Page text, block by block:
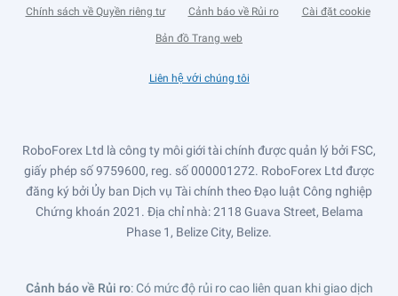
Chính sách về Quyền riêng tư Cảnh báo về Rủi ro Cài đặt cookie
Bản đồ Trang web
Liên hệ với chúng tôi
RoboForex Ltd là công ty môi giới tài chính được quản lý bởi FSC,
giấy phép số 9759600, reg. số 000001272. RoboForex Ltd được
đăng ký bởi Ủy ban Dịch vụ Tài chính theo Đạo luật Công nghiệp
Chứng khoán 2021. Địa chỉ nhà: 2118 Guava Street, Belama
Phase 1, Belize City, Belize.
Cảnh báo về Rủi ro: Có mức độ rủi ro cao liên quan khi giao dịch